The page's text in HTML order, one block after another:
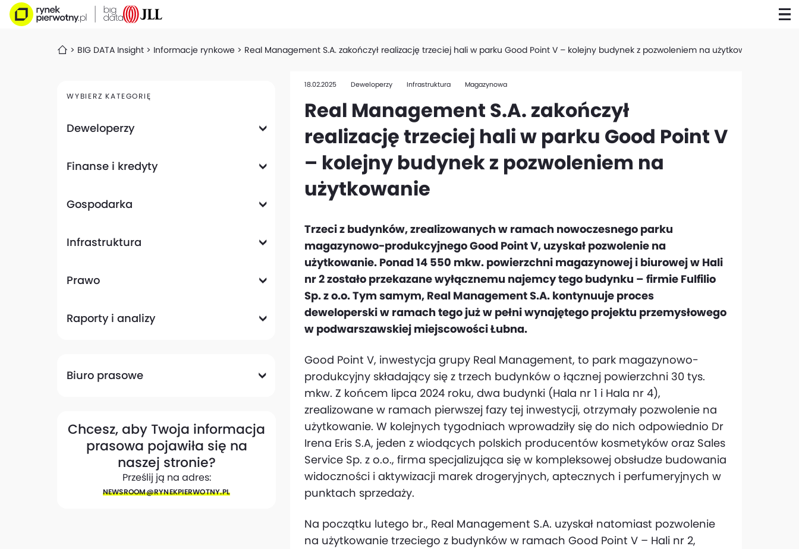
BIG DATA Insight Informacje rynkowe Real Management S.A. zakończył realizację trzeciej hali w parku Good Point V – kolejny budynek z pozwoleniem na użytkowanie
WYBIERZ KATEGORIĘ
Deweloperzy
Finanse i kredyty
Gospodarka
Infrastruktura
Prawo
Raporty i analizy
Biuro prasowe
Chcesz, aby Twoja informacja
prasowa pojawiła się na
naszej stronie?
Prześlij ją na adres:
NEWSROOM@​RYNEKPIERWOTNY.PL
18.02.2025 Deweloperzy Infrastruktura Magazynowa
Real Management S.A. zakończył
realizację trzeciej hali w parku Good Point V
– kolejny budynek z pozwoleniem na
użytkowanie
Trzeci z budynków, zrealizowanych w ramach nowoczesnego parku
magazynowo-produkcyjnego Good Point V, uzyskał pozwolenie na
użytkowanie. Ponad 14 550 mkw. powierzchni magazynowej i biurowej w Hali
nr 2 zostało przekazane wyłącznemu najemcy tego budynku – firmie Fulfilio
Sp. z o.o. Tym samym, Real Management S.A. kontynuuje proces
deweloperski w ramach tego już w pełni wynajętego projektu przemysłowego
w podwarszawskiej miejscowości Łubna.
Good Point V, inwestycja grupy Real Management, to park magazynowo-
produkcyjny składający się z trzech budynków o łącznej powierzchni 30 tys.
mkw. Z końcem lipca 2024 roku, dwa budynki (Hala nr 1 i Hala nr 4),
zrealizowane w ramach pierwszej fazy tej inwestycji, otrzymały pozwolenie na
użytkowanie. W kolejnych tygodniach wprowadziły się do nich odpowiednio Dr
Irena Eris S.A, jeden z wiodących polskich producentów kosmetyków oraz Sales
Service Sp. z o.o., firma specjalizująca się w kompleksowej obsłudze budowania
widoczności i aktywizacji marek drogeryjnych, aptecznych i perfumeryjnych w
punktach sprzedaży.
Na początku lutego br., Real Management S.A. uzyskał natomiast pozwolenie
na użytkowanie trzeciego z budynków w ramach Good Point V – Hali nr 2,